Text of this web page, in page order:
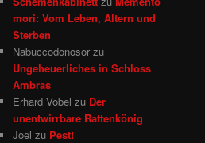
mori: Vom Leben, Altern und
Sterben
Nabuccodonosor zu
Ungeheuerliches in Schloss
Ambras
Erhard Vobel zu Der
unentwirrbare Rattenkönig
Joel zu Pest!